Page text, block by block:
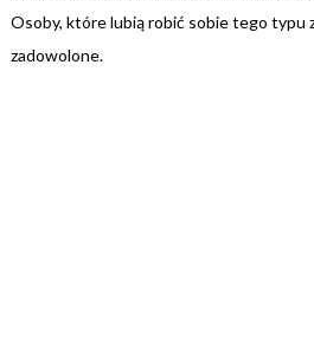
Osoby, które lubią robić sobie tego typu
zadowolone.